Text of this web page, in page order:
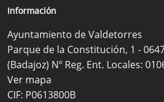
Información
Ayuntamiento de Valdetorres
Parque de la Constitución, 1 -
(Badajoz) Nº Reg. Ent. Locales:
Ver mapa
CIF: P0613800B